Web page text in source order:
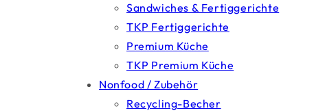
Sandwiches & Fertiggerichte
TKP Fertiggerichte
Premium Küche
TKP Premium Küche
Nonfood / Zubehör
Recycling-Becher